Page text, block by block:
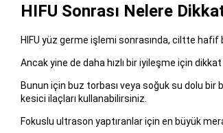
HIFU Sonrası Nelere
HIFU yüz germe işlemi sonrasında, ciltte hafif
Ancak yine de daha hızlı bir iyileşme için
Bunun için buz torbası veya soğuk su dolu
kesici ilaçları kullanabilirsiniz.
Fokuslu ultrason yaptıranlar için en büyük